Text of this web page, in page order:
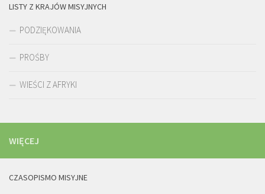
LISTY Z KRAJÓW MISYJNYCH
PODZIĘKOWANIA
PROŚBY
WIEŚCI Z AFRYKI
WIĘCEJ
CZASOPISMO MISYJNE